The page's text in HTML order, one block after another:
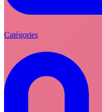
Catégories